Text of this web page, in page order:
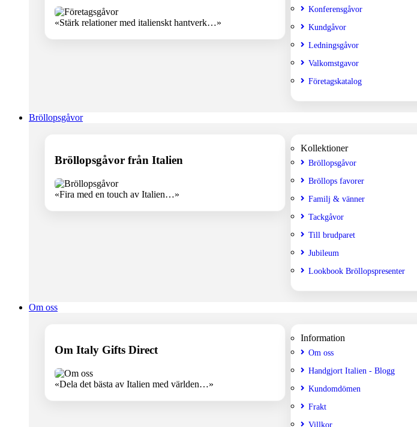
«Stärk relationer med italienskt hantverk…»
Konferensgåvor
Kundgåvor
Ledningsgåvor
Valkomstgavor
Företagskatalog
Bröllopsgåvor
Bröllopsgåvor från Italien
«Fira med en touch av Italien…»
Kollektioner
Bröllopsgåvor
Bröllops favorer
Familj & vänner
Tackgåvor
Till brudparet
Jubileum
Lookbook Bröllopspresenter
Om oss
Om Italy Gifts Direct
«Dela det bästa av Italien med världen…»
Information
Om oss
Handgjort Italien - Blogg
Kundomdömen
Frakt
Villkor